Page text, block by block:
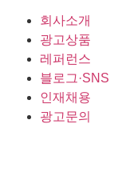
회사소개
광고상품
레퍼런스
블로그·SNS
인재채용
광고문의